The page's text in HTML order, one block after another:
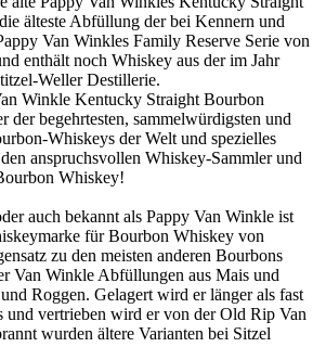
älteste Abfüllung der bei Kennern und
Van Winkles Family Reserve Serie von
enthält noch Whiskey aus der im Jahr
Weller Destillerie.
Winkle Kentucky Straight Bourbon
der begehrtesten, sammelwürdigsten und
Whiskeys der Welt und spezielles
anspruchsvollen Whiskey-Sammler und
Whiskey!
auch bekannt als Pappy Van Winkle ist
für Bourbon Whiskey von
zu den meisten anderen Bourbons
Van Winkle Abfüllungen aus Mais und
Roggen. Gelagert wird er länger als fast
und vertrieben wird er von der Old Rip Van
wurden ältere Varianten bei Sitzel